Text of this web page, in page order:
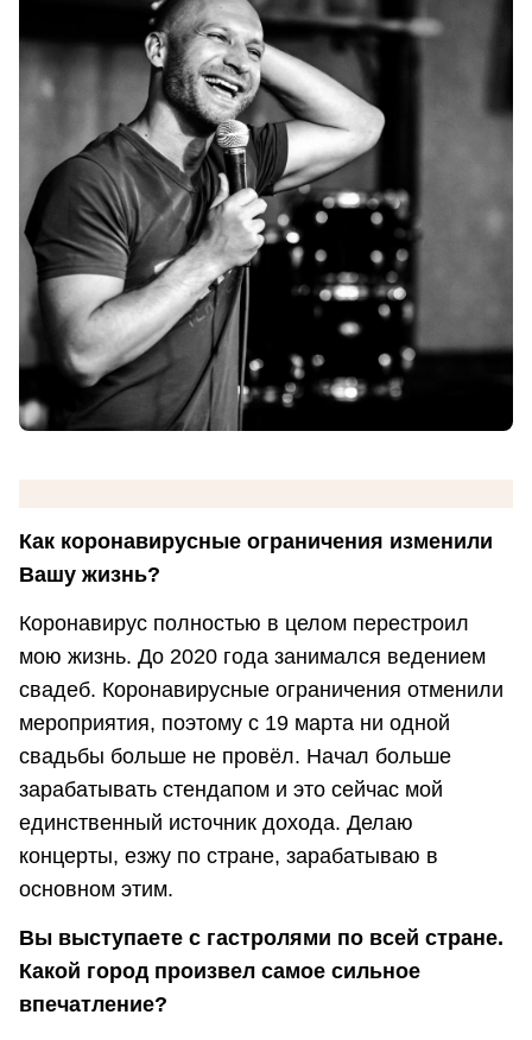
Как коронавирусные ограничения изменили
Вашу жизнь?
Коронавирус полностью в целом перестроил
мою жизнь. До 2020 года занимался ведением
свадеб. Коронавирусные ограничения отменили
мероприятия, поэтому с 19 марта ни одной
свадьбы больше не провёл. Начал больше
зарабатывать стендапом и это сейчас мой
единственный источник дохода. Делаю
концерты, езжу по стране, зарабатываю в
основном этим.
Вы выступаете с гастролями по всей стране.
Какой город произвел самое сильное
впечатление?